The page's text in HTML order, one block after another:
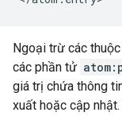
Ngoại trừ các
các phần tử
giá trị chứa thông
xuất hoặc cập